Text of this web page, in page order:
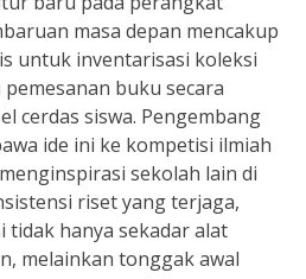
masa depan mencakup
untuk inventarisasi koleksi
buku secara
cerdas siswa. Pengembang
ide ini ke kompetisi ilmiah
sekolah lain di
riset yang terjaga,
hanya sekadar alat
melainkan tonggak awal